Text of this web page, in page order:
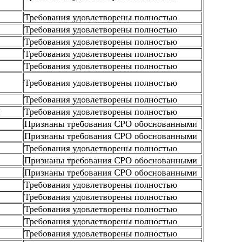
Требования удовлетворены полностью
Требования удовлетворены полностью
Требования удовлетворены полностью
Требования удовлетворены полностью
Требования удовлетворены полностью
Требования удовлетворены полностью
Требования удовлетворены полностью
Требования удовлетворены полностью
Признаны требования СРО обоснованными
Признаны требования СРО обоснованными
Требования удовлетворены полностью
Признаны требования СРО обоснованными
Признаны требования СРО обоснованными
Требования удовлетворены полностью
Требования удовлетворены полностью
Требования удовлетворены полностью
Требования удовлетворены полностью
Требования удовлетворены полностью